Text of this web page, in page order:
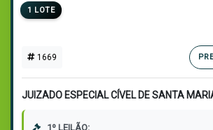
1 LOTE
1669
JUIZADO ESPECIAL CÍVEL DE SANTA
1º LEILÃO: